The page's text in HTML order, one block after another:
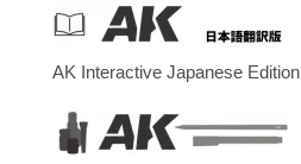
AK Interactive Japanese Edition